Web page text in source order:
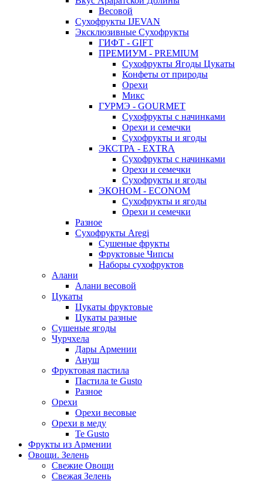
Весовой
Сухофрукты IJEVAN
Эксклюзивные Сухофрукты
ГИФТ - GIFT
ПРЕМИУМ - PREMIUM
Сухофрукты Ягоды Цукаты
Конфеты от природы
Орехи
Микс
ГУРМЭ - GOURMET
Сухофрукты с начинками
Орехи и семечки
Сухофрукты и ягоды
ЭКСТРА - EXTRA
Сухофрукты с начинками
Орехи и семечки
Сухофрукты и ягоды
ЭКОНОМ - ECONOM
Сухофрукты и ягоды
Орехи и семечки
Разное
Сухофрукты Aregi
Сушеные фрукты
Фруктовые Чипсы
Наборы сухофруктов
Алани
Алани весовой
Цукаты
Цукаты фруктовые
Цукаты разные
Сушеные ягоды
Чурчхела
Дары Армении
Ануш
Фруктовая пастила
Пастила te Gusto
Разное
Орехи
Орехи весовые
Орехи в меду
Te Gusto
Фрукты из Армении
Овощи. Зелень
Свежие Овощи
Свежая Зелень